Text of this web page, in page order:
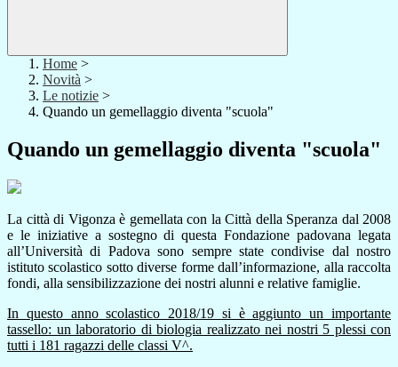
Home >
Novità >
Le notizie >
Quando un gemellaggio diventa "scuola"
Quando un gemellaggio diventa "scuola"
La città di Vigonza è gemellata con la Città della Speranza dal 2008
e le iniziative a sostegno di questa Fondazione padovana legata
all’Università di Padova sono sempre state condivise dal nostro
istituto scolastico sotto diverse forme dall’informazione, alla raccolta
fondi, alla sensibilizzazione dei nostri alunni e relative famiglie.
In questo anno scolastico 2018/19 si è aggiunto un importante
tassello: un laboratorio di biologia realizzato nei nostri 5 plessi con
tutti i 181 ragazzi delle classi V^.